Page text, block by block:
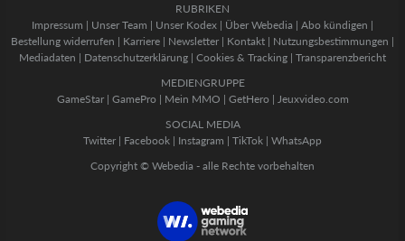
RUBRIKEN
Impressum | Unser Team | Unser Kodex | Über Webedia | Abo kündigen |
Bestellung widerrufen | Karriere | Newsletter | Kontakt | Nutzungsbestimmungen |
Mediadaten | Datenschutzerklärung | Cookies & Tracking | Transparenzbericht
MEDIENGRUPPE
GameStar| GamePro | Mein MMO | GetHero | Jeuxvideo.com
SOCIAL MEDIA
Twitter | Facebook | Instagram | TikTok | WhatsApp
Copyright © Webedia - alle Rechte vorbehalten